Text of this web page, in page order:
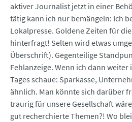
aktiver Journalist jetzt in einer
tätig kann ich nur bemängeln: Ich
Lokalpresse. Goldene Zeiten für
hinterfragt! Selten wird etwas
Überschrift). Gegenteilige
Fehlanzeige. Wenn ich dann
Tages schaue: Sparkasse,
ähnlich. Man könnte sich darüber
traurig für unsere Gesellschaft
gut recherchierte Themen?! Wo